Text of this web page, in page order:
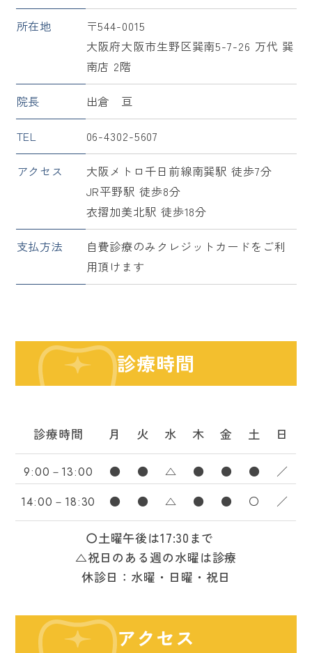
所在地
〒544-0015
大阪府大阪市生野区巽南5-7-26 万代 巽
南店 2階
院長 出倉 亘
TEL 06-4302-5607
アクセス
大阪メトロ千日前線南巽駅 徒歩7分
JR平野駅 徒歩8分
衣摺加美北駅 徒歩18分
支払方法
自費診療のみクレジットカードをご利
用頂けます
診療時間
診療時間 月 火 水 木 金 土 日
9:00－13:00 ● ● △ ● ● ● ／
14:00－18:30 ● ● △ ● ● 〇 ／
〇土曜午後は17:30まで
△祝日のある週の水曜は診療
休診日：水曜・日曜・祝日
アクセス